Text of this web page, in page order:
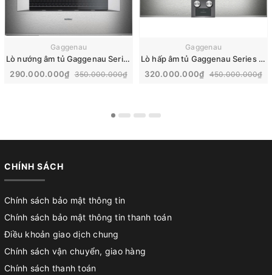
Gaggenau
Lò nướng âm tủ Gaggenau Series 400 | BO481112
290.000.000₫ 350.000.000₫
Gaggenau
Lò hấp âm tủ Gaggenau Series 400 | BS485112
320.000.000₫ 450.000.000₫
CHÍNH SÁCH
Chính sách bảo mật thông tin
Chính sách bảo mật thông tin thanh toán
Điều khoản giao dịch chung
Chính sách vận chuyển, giao hàng
Chính sách thanh toán